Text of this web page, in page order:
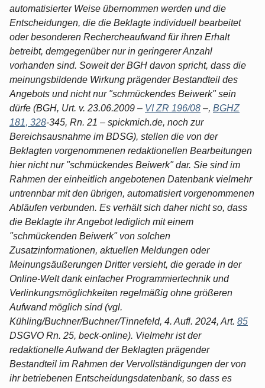
automatisierter Weise übernommen werden und die
Entscheidungen, die die Beklagte individuell bearbeitet
oder besonderen Rechercheaufwand für ihren Erhalt
betreibt, demgegenüber nur in geringerer Anzahl
vorhanden sind. Soweit der BGH davon spricht, dass die
meinungsbildende Wirkung prägender Bestandteil des
Angebots und nicht nur "schmückendes Beiwerk" sein
dürfe (BGH, Urt. v. 23.06.2009 – VI ZR 196/08 –, BGHZ
181, 328-345, Rn. 21 – spickmich.de, noch zur
Bereichsausnahme im BDSG), stellen die von der
Beklagten vorgenommenen redaktionellen Bearbeitungen
hier nicht nur "schmückendes Beiwerk" dar. Sie sind im
Rahmen der einheitlich angebotenen Datenbank vielmehr
untrennbar mit den übrigen, automatisiert vorgenommenen
Abläufen verbunden. Es verhält sich daher nicht so, dass
die Beklagte ihr Angebot lediglich mit einem
"schmückenden Beiwerk" von solchen
Zusatzinformationen, aktuellen Meldungen oder
Meinungsäußerungen Dritter versieht, die gerade in der
Online-Welt dank einfacher Programmiertechnik und
Verlinkungsmöglichkeiten regelmäßig ohne größeren
Aufwand möglich sind (vgl.
Kühling/Buchner/Buchner/Tinnefeld, 4. Aufl. 2024, Art. 85
DSGVO Rn. 25, beck-online). Vielmehr ist der
redaktionelle Aufwand der Beklagten prägender
Bestandteil im Rahmen der Vervollständigungen der von
ihr betriebenen Entscheidungsdatenbank, so dass es